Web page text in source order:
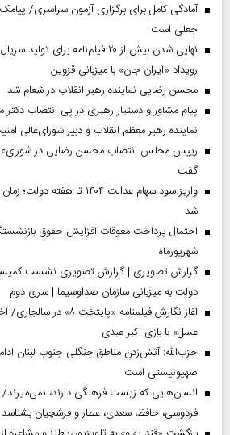
آمادگی کامل برای برگزاری آزمون سراسری/
جعلی است
نهایی شدن بیش از ۲۰ فیلم‌نامه
رویداد «ایران جان» با میزبانی قزوین
محسن رضایی نماینده رهبر انقلاب در شعام شد
پیام مشاور و دستیار رهبری در پی انتصاب
نماینده رهبر معظم انقلاب و دبیر شورای‌عالی
رییس مجلس انتصاب محسن رضایی در
گفت
واریز سود سهام عدالت ۱۴۰۴ تا
شد
شهریورماه
گزارش تصویری | گزارش تصویری نشست
دولت به میزبانی سازمان صداوسیما | سری دوم
آغاز نگارش فیلمنامه
عسل» با بازی اکبر عبدی
حزب‌الله: آتش‌زدن مناطق جنگلی جنوب لبنان
صهیونیستی است
انسان‌هایی که زیست فرهنگی دارند، نمی‌میرند/
فردوسی، حافظ، سعدی، عطار و فرشچیان بشناسد